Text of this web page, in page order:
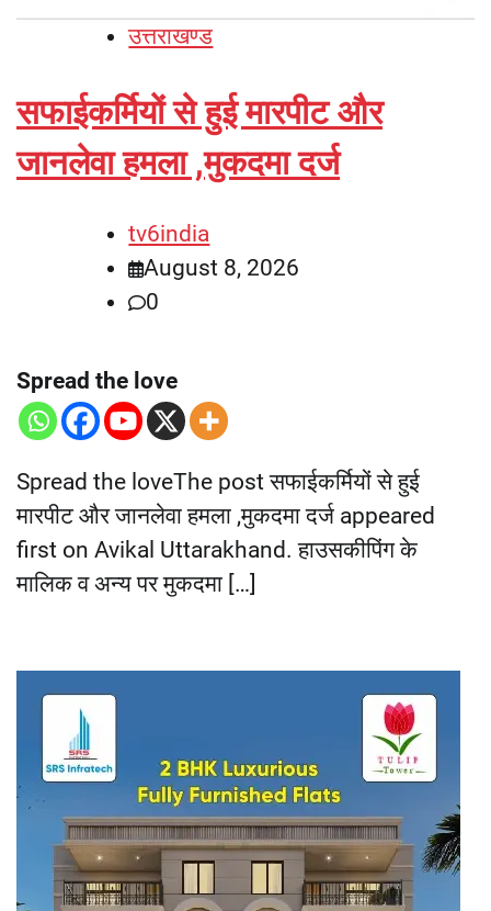
उत्तराखण्ड
सफाईकर्मियों से हुई मारपीट और
जानलेवा हमला ,मुकदमा दर्ज
tv6india
August 8, 2026
0
Spread the love
Spread the loveThe post सफाईकर्मियों से हुई
मारपीट और जानलेवा हमला ,मुकदमा दर्ज appeared
first on Avikal Uttarakhand. हाउसकीपिंग के
मालिक व अन्य पर मुकदमा […]